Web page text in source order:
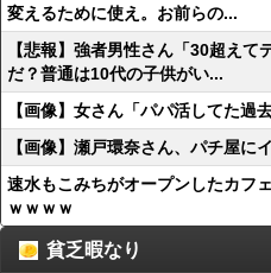
変えるために使え。お前らの...
【悲報】強者男性さん「30超え
だ？普通は10代の子供がい...
【画像】女さん「パパ活してた過
【画像】瀬戸環奈さん、パチ屋に
速水もこみちがオープンしたカフ
ｗｗｗｗ
貧乏暇なり